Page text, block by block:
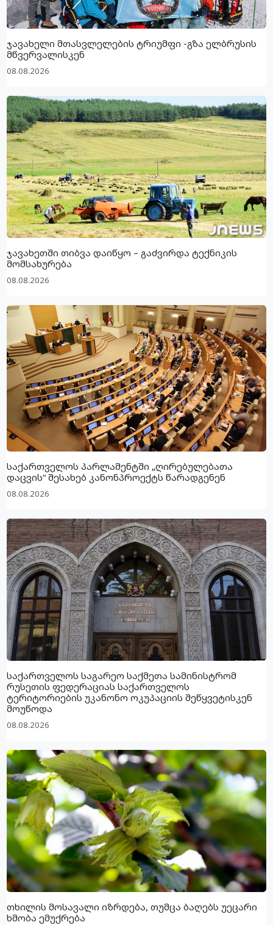
ჯავახელი მთასვლელების ტრიუმფი -გზა ელბრუსის
მწვერვალისკენ
08.08.2026
ჯავახეთში თიბვა დაიწყო – გაძვირდა ტექნიკის
მომსახურება
08.08.2026
საქართველოს პარლამენტში „ღირებულებათა
დაცვის“ შესახებ კანონპროექტს წარადგენენ
08.08.2026
საქართველოს საგარეო საქმეთა სამინისტრომ
რუსეთის ფედერაციას საქართველოს
ტერიტორიების უკანონო ოკუპაციის შეწყვეტისკენ
მოუწოდა
08.08.2026
თხილის მოსავალი იზრდება, თუმცა ბაღებს უეცარი
ხმობა ემუქრება